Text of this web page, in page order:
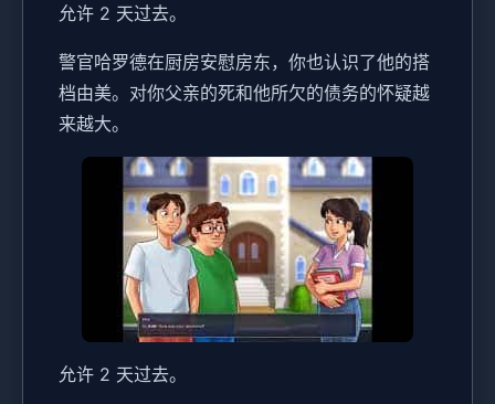
允许 2 天过去。
警官哈罗德在厨房安慰房东，你也认识了他的搭
档由美。对你父亲的死和他所欠的债务的怀疑越
来越大。
允许 2 天过去。